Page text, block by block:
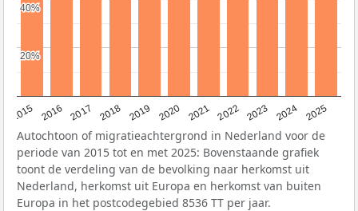
2015 2016 2017 2018 2019 2020 2021 2022 2023 2024 2025
20%
20%
40%
40%
Autochtoon of migratieachtergrond in Nederland voor de
periode van 2015 tot en met 2025: Bovenstaande grafiek
toont de verdeling van de bevolking naar herkomst uit
Nederland, herkomst uit Europa en herkomst van buiten
Europa in het postcodegebied 8536 TT per jaar.